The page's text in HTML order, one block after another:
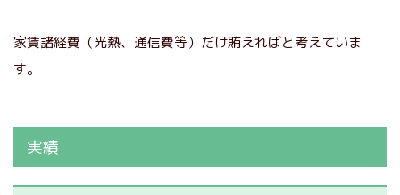
家賃諸経費（光熱、通信費等）だけ賄えればと考えていま
す。
実績